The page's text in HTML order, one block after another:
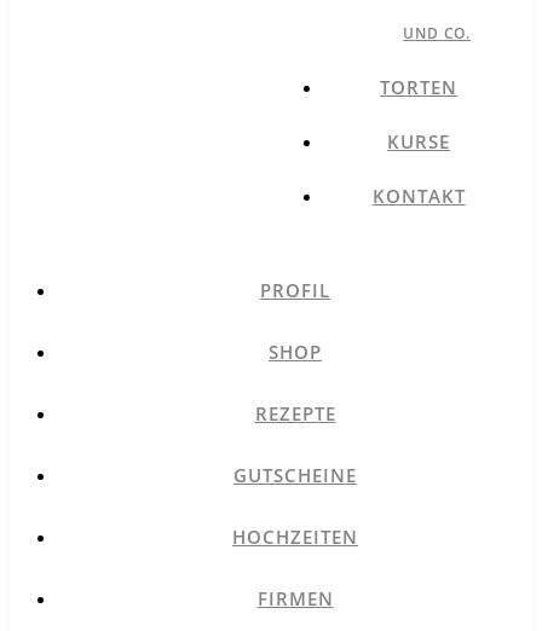
UND CO.
TORTEN
KURSE
KONTAKT
PROFIL
SHOP
REZEPTE
GUTSCHEINE
HOCHZEITEN
FIRMEN